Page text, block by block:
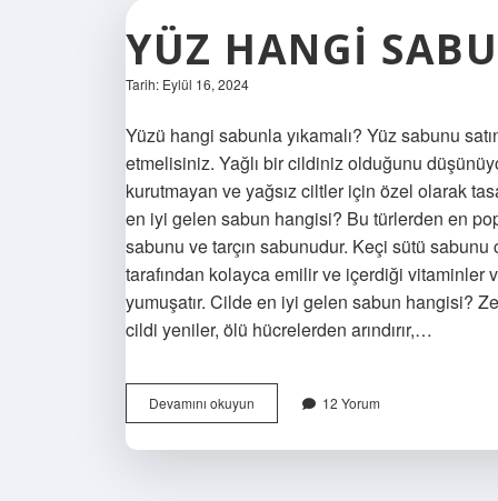
YÜZ HANGI
Tarih: Eylül 16, 2024
Yüzü hangi sabunla yıkamalı? Yüz sabunu
etmelisiniz. Yağlı bir cildiniz olduğunu
kurutmayan ve yağsız ciltler için özel olarak
en iyi gelen sabun hangisi? Bu türlerden en
sabunu ve tarçın sabunudur. Keçi sütü
tarafından kolayca emilir ve içerdiği
yumuşatır. Cilde en iyi gelen sabun hangisi?
cildi yeniler, ölü hücrelerden arındırır,…
Devamını okuyun
Hangi
12 Yorum